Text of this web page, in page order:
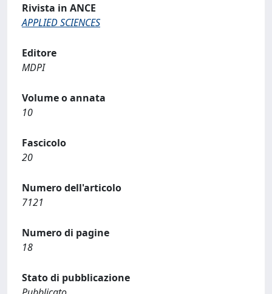
Rivista in ANCE
APPLIED SCIENCES
Editore
MDPI
Volume o annata
10
Fascicolo
20
Numero dell'articolo
7121
Numero di pagine
18
Stato di pubblicazione